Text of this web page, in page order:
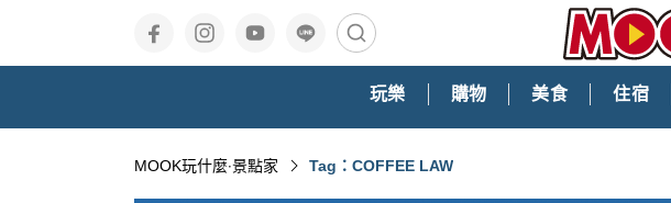
玩樂 購物 美食 住宿
MOOK玩什麼‧景點家 Tag：COFFEE LAW